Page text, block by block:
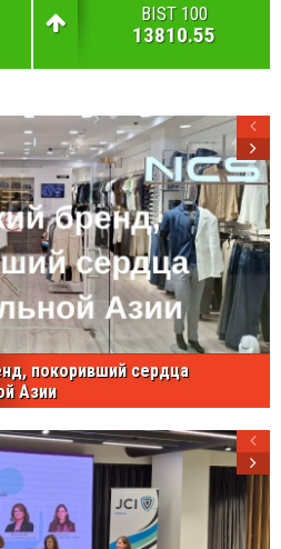
BIST 100
13810.55
покоривший сердца
Азии